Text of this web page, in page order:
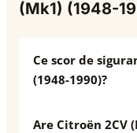
(Mk1) (1948-
Ce scor de
(1948-1990)?
Are Citroën 2CV